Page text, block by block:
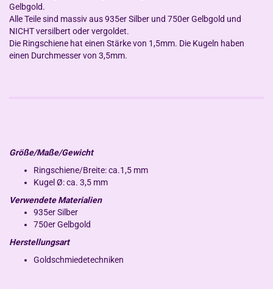
Gelbgold.
Alle Teile sind massiv aus 935er Silber und 750er Gelbgold und
NICHT versilbert oder vergoldet.
Die Ringschiene hat einen Stärke von 1,5mm. Die Kugeln haben
einen Durchmesser von 3,5mm.
Größe/Maße/Gewicht
Ringschiene/Breite: ca.1,5 mm
Kugel Ø: ca. 3,5 mm
Verwendete Materialien
935er Silber
750er Gelbgold
Herstellungsart
Goldschmiedetechniken